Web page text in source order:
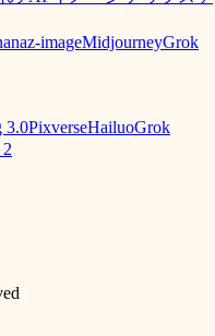
z-imageMidjourneyGrok
3.0PixverseHailuoGrok
2